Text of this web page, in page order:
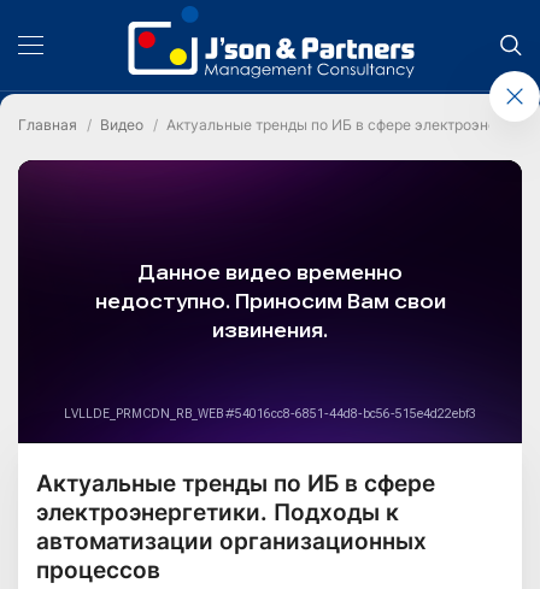
Главная Видео Актуальные тренды по ИБ в сфере
Актуальные тренды по ИБ в сфере
электроэнергетики. Подходы к
автоматизации организационных
процессов